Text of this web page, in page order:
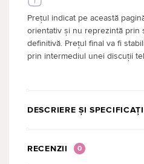
Prețul indicat pe această
orientativ și nu reprezintă prin
definitivă. Prețul final va fi
prin intermediul unei discuții
DESCRIERE ȘI
RECENZII 0